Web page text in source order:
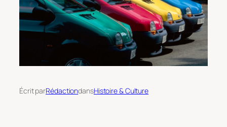
Écrit parRédactiondansHistoire & Culture